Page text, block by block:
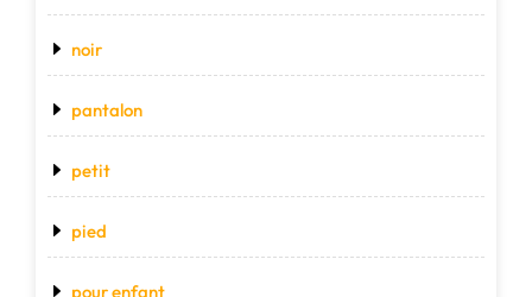
noir
pantalon
petit
pied
pour enfant